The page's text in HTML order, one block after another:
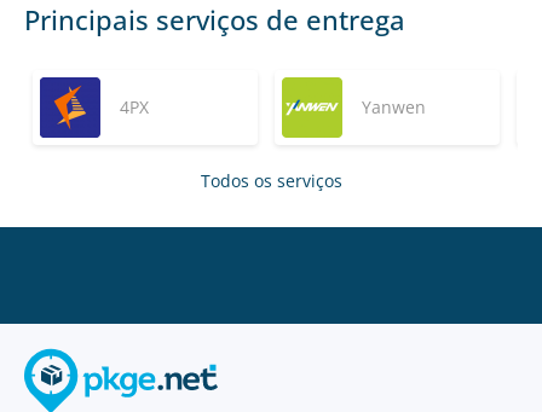
Principais serviços de entrega
4PX Yanwen
Todos os serviços